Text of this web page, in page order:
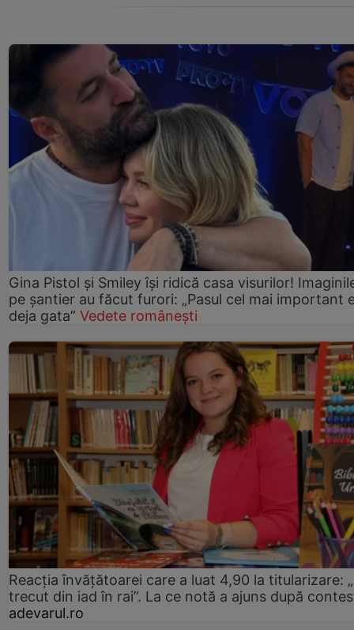
Gina Pistol și Smiley își ridică casa visurilor!
pe șantier au făcut furori: „Pasul cel mai important
deja gata” Vedete românești
Reacția învățătoarei care a luat 4,90 la titularizare:
trecut din iad în rai”. La ce notă a ajuns după
adevarul.ro